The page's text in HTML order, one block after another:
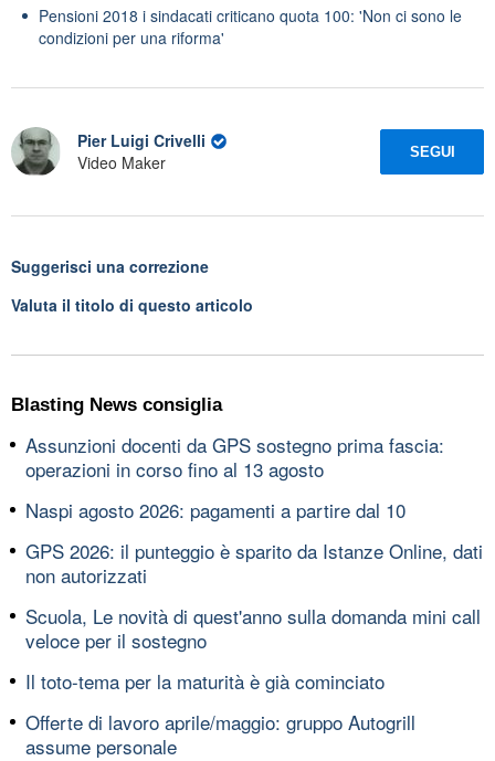
Pensioni 2018 i sindacati criticano quota 100: 'Non ci sono le
condizioni per una riforma'
Pier Luigi Crivelli
Video Maker
SEGUI
Suggerisci una correzione
Valuta il titolo di questo articolo
Blasting News consiglia
Assunzioni docenti da GPS sostegno prima fascia:
operazioni in corso fino al 13 agosto
Naspi agosto 2026: pagamenti a partire dal 10
GPS 2026: il punteggio è sparito da Istanze Online, dati
non autorizzati
Scuola, Le novità di quest'anno sulla domanda mini call
veloce per il sostegno
Il toto-tema per la maturità è già cominciato
Offerte di lavoro aprile/maggio: gruppo Autogrill
assume personale